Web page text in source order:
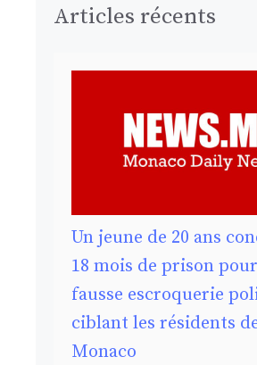
Articles récents
Un jeune de 20 ans
18 mois de prison
fausse escroquerie
ciblant les résidents
Monaco